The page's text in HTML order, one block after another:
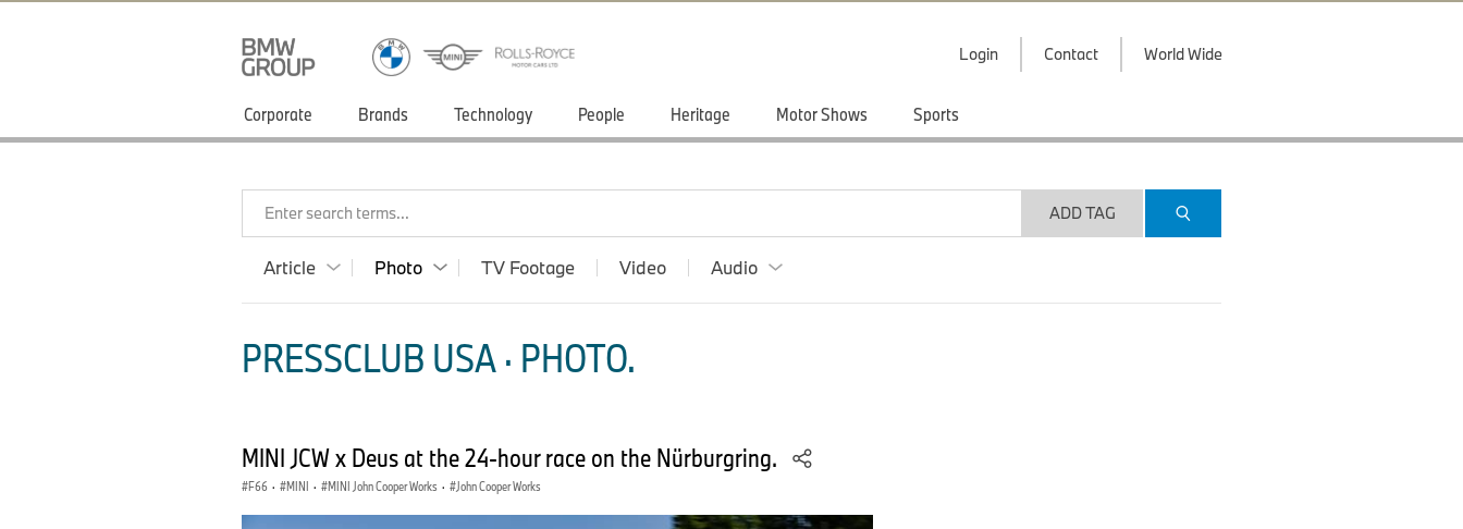
Login Contact World Wide
Corporate Brands Technology People Heritage Motor Shows Sports
Enter search terms... ADD TAG
Article Photo TV Footage Video Audio
PRESSCLUB USA · PHOTO.
MINI JCW x Deus at the 24-hour race on the Nürburgring.
F66 · MINI · MINI John Cooper Works · John Cooper Works